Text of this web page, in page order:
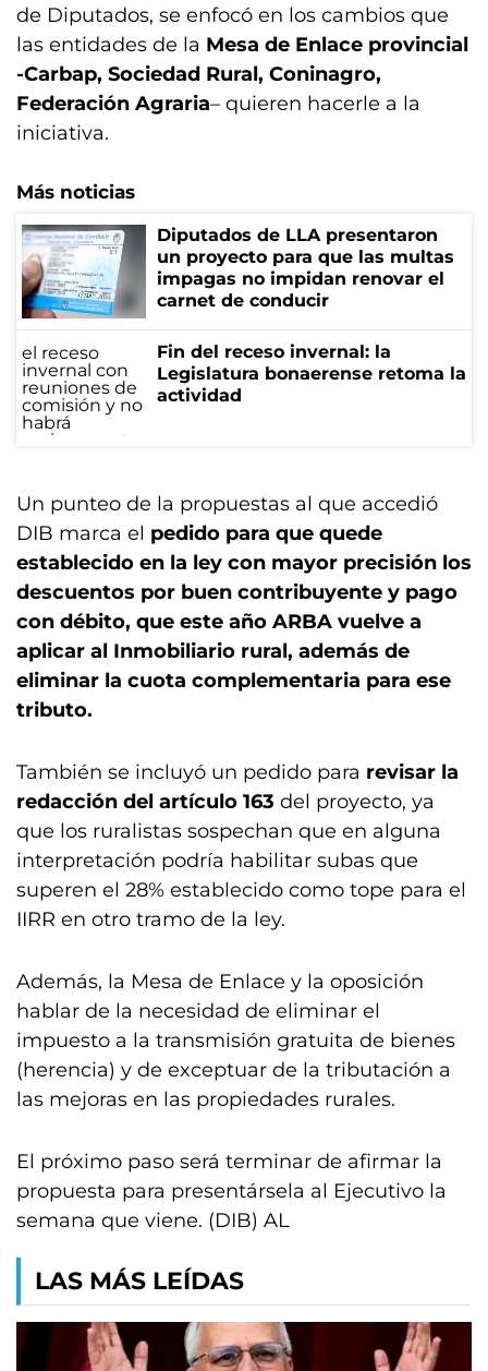
de Diputados, se enfocó en los cambios que
las entidades de la Mesa de Enlace provincial
-Carbap, Sociedad Rural, Coninagro,
Federación Agraria– quieren hacerle a la
iniciativa.
Más noticias
Diputados de LLA presentaron
un proyecto para que las multas
impagas no impidan renovar el
carnet de conducir
Fin del receso invernal: la
Legislatura bonaerense retoma la
actividad
Un punteo de la propuestas al que accedió
DIB marca el pedido para que quede
establecido en la ley con mayor precisión los
descuentos por buen contribuyente y pago
con débito, que este año ARBA vuelve a
aplicar al Inmobiliario rural, además de
eliminar la cuota complementaria para ese
tributo.
También se incluyó un pedido para revisar la
redacción del artículo 163 del proyecto, ya
que los ruralistas sospechan que en alguna
interpretación podría habilitar subas que
superen el 28% establecido como tope para el
IIRR en otro tramo de la ley.
Además, la Mesa de Enlace y la oposición
hablar de la necesidad de eliminar el
impuesto a la transmisión gratuita de bienes
(herencia) y de exceptuar de la tributación a
las mejoras en las propiedades rurales.
El próximo paso será terminar de afirmar la
propuesta para presentársela al Ejecutivo la
semana que viene. (DIB) AL
LAS MÁS LEÍDAS